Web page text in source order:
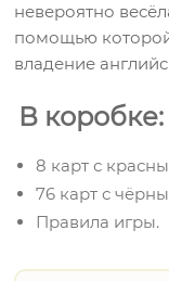
невероятно
помощью
владение
В коробке:
8 карт с
76 карт с
Правила игры.